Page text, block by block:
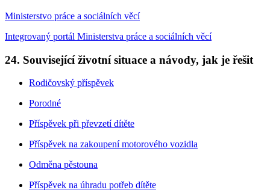
Ministerstvo práce a sociálních věcí
Integrovaný portál Ministerstva práce a sociálních věcí
24. Související životní situace a návody, jak je řešit
Rodičovský příspěvek
Porodné
Příspěvek při převzetí dítěte
Příspěvek na zakoupení motorového vozidla
Odměna pěstouna
Příspěvek na úhradu potřeb dítěte